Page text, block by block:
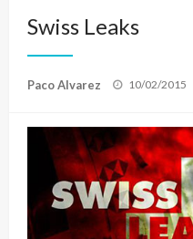
Swiss Leaks
Paco Alvarez
Publicado
10/02/2015